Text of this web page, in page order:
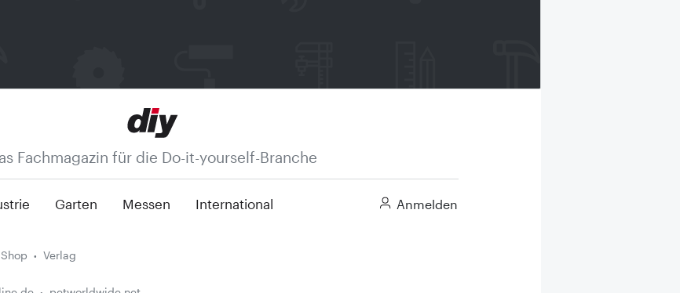
Fachmagazin für die Do-it-yourself-Branche
Garten Messen
International
Anmelden
Shop Verlag